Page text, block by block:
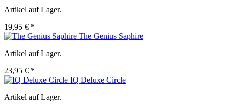
Artikel auf Lager.
19,95 € *
The Genius Saphire
Artikel auf Lager.
23,95 € *
IQ Deluxe Circle
Artikel auf Lager.